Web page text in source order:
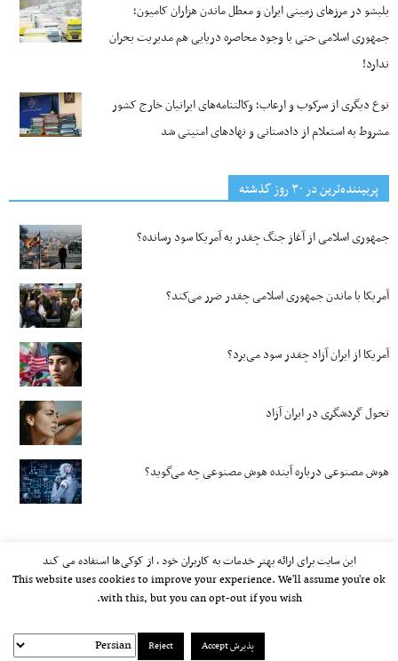
بلبشو در مرزهای زمینی ایران و معطل ماندن هزاران کامیون؛
جمهوری اسلامی حتی با وجود محاصره دریایی هم مدیریت بحران
ندارد!
نوع دیگری از سرکوب و ارعاب؛ وکالتنامه‌های ایرانیان خارج کشور
مشروط به استعلام از دادستانی و نهادهای امنیتی شد
پربیننده‌ترین‌ در ۳۰ روز گذشته
جمهوری اسلامی از آغاز جنگ چقدر به آمریکا سود رسانده؟
آمریکا با ماندن جمهوری اسلامی چقدر ضرر می‌کند؟
آمریکا از ایران آزاد چقدر سود می‌برد؟
تحول گردشگری در ایران آزاد
هوش مصنوعی درباره آینده هوش مصنوعی چه می‌گوید؟
kayhan.london 2000-2026© خط مشی استفاده مجاز از وب‌سایت
این سایت برای ارائه بهتر خدمات به کاربران خود ، از کوکی‌ها استفاده می کند
This website uses cookies to improve your experience. We'll assume you're ok
with this, but you can opt-out if you wish.
پذیرش Accept Reject